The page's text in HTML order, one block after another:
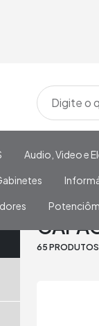
Audio, Video e
Gabinetes
65